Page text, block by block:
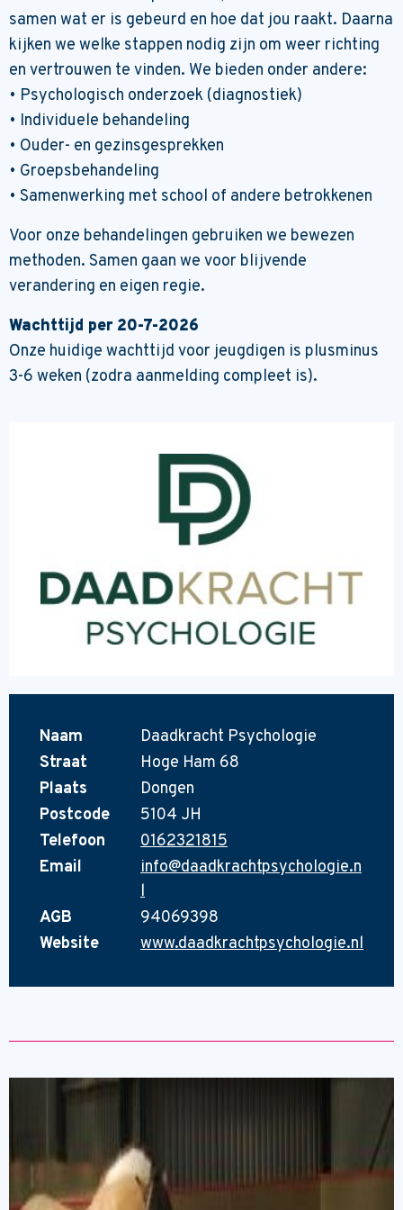
samen wat er is gebeurd en hoe dat jou raakt. Daarna
kijken we welke stappen nodig zijn om weer richting
en vertrouwen te vinden. We bieden onder andere:
• Psychologisch onderzoek (diagnostiek)
• Individuele behandeling
• Ouder- en gezinsgesprekken
• Groepsbehandeling
• Samenwerking met school of andere betrokkenen
Voor onze behandelingen gebruiken we bewezen
methoden. Samen gaan we voor blijvende
verandering en eigen regie.
Wachttijd per 20-7-2026
Onze huidige wachttijd voor jeugdigen is plusminus
3-6 weken (zodra aanmelding compleet is).
Naam
Daadkracht Psychologie
Straat
Hoge Ham 68
Plaats
Dongen
Postcode
5104 JH
Telefoon
0162321815
Email
info@daadkrachtpsychologie.n
l
AGB
94069398
Website
www.daadkrachtpsychologie.nl